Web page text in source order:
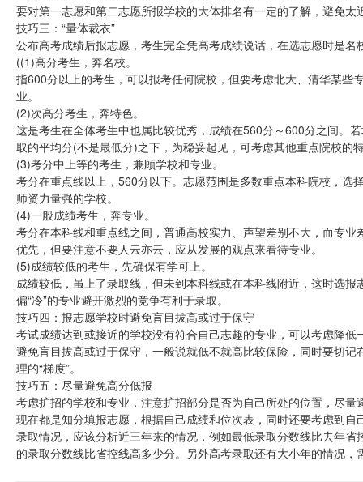
要对第一志愿和第二志愿所报学校的大体排名有一定的了解，避免太
技巧三：“量体裁衣”
公布高考成绩后报志愿，考生完全凭高考成绩说话，在选志愿时是
((1)高分考生，奔名校。
指600分以上的考生，可以报考任何院校，但要考虑北大、清华某
业。
(2)次高分考生，奔特色。
这是考生在全体考生中也属比较优秀，成绩在560分～600分之间。
取的平均分(不是最低分)之下，为稳妥起见，可考虑其他重点院校的
(3)考分中上等的考生，兼顾学校和专业。
考分在重点线以上，560分以下。志愿范围是多数重点本科院校，
师资力量强的学校。
(4)一般成绩考生，奔专业。
考分在本科线和重点线之间，普通高校实力、声望差别不大，而专
优先，但要注意不要人云亦云，应从发展的观点来看待专业。
(5)成绩较低的考生，先确保有学可上。
成绩较低，虽上了录取线，但未到本科线或在本科线附近，这时选
偏“冷”的专业避开激烈的竞争有利于录取。
技巧四：报志愿学校时避免盲目拔高或过于保守
考试成绩达到或接近的学校没有符合自己志趣的专业，可以考虑降
避免盲目拔高或过于保守，一般说就低不就高比较保险，同时要切
理的“梯度”。
技巧五：尽量避免高分低报
考虑扩招的学校和专业，注意扩招部分是否为自己所处的位置，尽
现在都是知分填报志愿，根据自己成绩和位次表，同时还要考虑到
录取情况，应该分析近三年来的情况，例如最低录取分数线比去年
的录取分数线比省控线高多少分。另外高考录取还有大小年的情况